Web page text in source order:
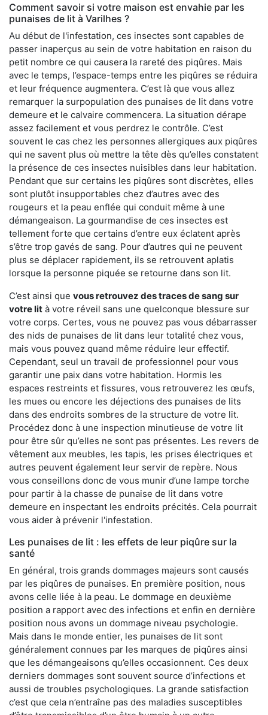
Comment savoir si votre maison est envahie par les
punaises de lit à Varilhes ?
Au début de l'infestation, ces insectes sont capables de
passer inaperçus au sein de votre habitation en raison du
petit nombre ce qui causera la rareté des piqûres. Mais
avec le temps, l’espace-temps entre les piqûres se réduira
et leur fréquence augmentera. C’est là que vous allez
remarquer la surpopulation des punaises de lit dans votre
demeure et le calvaire commencera. La situation dérape
assez facilement et vous perdrez le contrôle. C’est
souvent le cas chez les personnes allergiques aux piqûres
qui ne savent plus où mettre la tête dès qu’elles constatent
la présence de ces insectes nuisibles dans leur habitation.
Pendant que sur certains les piqûres sont discrètes, elles
sont plutôt insupportables chez d’autres avec des
rougeurs et la peau enflée qui conduit même à une
démangeaison. La gourmandise de ces insectes est
tellement forte que certains d’entre eux éclatent après
s’être trop gavés de sang. Pour d’autres qui ne peuvent
plus se déplacer rapidement, ils se retrouvent aplatis
lorsque la personne piquée se retourne dans son lit.
C’est ainsi que vous retrouvez des traces de sang sur
votre lit à votre réveil sans une quelconque blessure sur
votre corps. Certes, vous ne pouvez pas vous débarrasser
des nids de punaises de lit dans leur totalité chez vous,
mais vous pouvez quand même réduire leur effectif.
Cependant, seul un travail de professionnel pour vous
garantir une paix dans votre habitation. Hormis les
espaces restreints et fissures, vous retrouverez les œufs,
les mues ou encore les déjections des punaises de lits
dans des endroits sombres de la structure de votre lit.
Procédez donc à une inspection minutieuse de votre lit
pour être sûr qu’elles ne sont pas présentes. Les revers de
vêtement aux meubles, les tapis, les prises électriques et
autres peuvent également leur servir de repère. Nous
vous conseillons donc de vous munir d’une lampe torche
pour partir à la chasse de punaise de lit dans votre
demeure en inspectant les endroits précités. Cela pourrait
vous aider à prévenir l'infestation.
Les punaises de lit : les effets de leur piqûre sur la
santé
En général, trois grands dommages majeurs sont causés
par les piqûres de punaises. En première position, nous
avons celle liée à la peau. Le dommage en deuxième
position a rapport avec des infections et enfin en dernière
position nous avons un dommage niveau psychologie.
Mais dans le monde entier, les punaises de lit sont
généralement connues par les marques de piqûres ainsi
que les démangeaisons qu’elles occasionnent. Ces deux
derniers dommages sont souvent source d’infections et
aussi de troubles psychologiques. La grande satisfaction
c’est que cela n’entraîne pas des maladies susceptibles